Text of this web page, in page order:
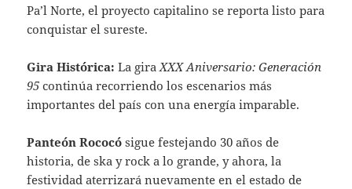
Pa’l Norte, el proyecto capitalino se reporta listo para
conquistar el sureste.
Gira Histórica: La giraXXX Aniversario: Generación
95 continúa recorriendo los escenarios más
importantes del país con una energía imparable.
Panteón Rococó sigue festejando 30 años de
historia, de ska y rock a lo grande, y ahora, la
festividad aterrizará nuevamente en el estado de